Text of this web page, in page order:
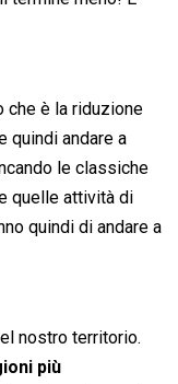
che è la riduzione
quindi andare a
le classiche
quelle attività di
quindi di andare a
nostro territorio.
più